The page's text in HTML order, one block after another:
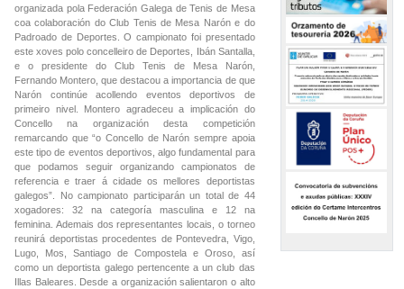
organizada pola Federación Galega de Tenis de Mesa
coa colaboración do Club Tenis de Mesa Narón e do
Padroado de Deportes. O campionato foi presentado
este xoves polo concelleiro de Deportes, Ibán Santalla,
e o presidente do Club Tenis de Mesa Narón,
Fernando Montero, que destacou a importancia de que
Narón continúe acollendo eventos deportivos de
primeiro nivel. Montero agradeceu a implicación do
Concello na organización desta competición
remarcando que “o Concello de Narón sempre apoia
este tipo de eventos deportivos, algo fundamental para
que podamos seguir organizando campionatos de
referencia e traer á cidade os mellores deportistas
galegos”. No campionato participarán un total de 44
xogadores: 32 na categoría masculina e 12 na
feminina. Ademais dos representantes locais, o torneo
reunirá deportistas procedentes de Pontevedra, Vigo,
Lugo, Mos, Santiago de Compostela e Oroso, así
como un deportista galego pertencente a un club das
Illas Baleares. Desde a organización salientaron o alto